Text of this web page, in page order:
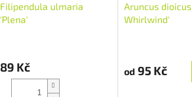
Filipendula ulmaria
'Plena'
89 Kč
Aruncus
Whirlwind'
od 95 Kč